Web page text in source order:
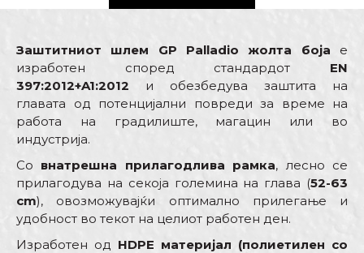
Заштитниот шлем GP Palladio жолта боја е
изработен според стандардот EN
397:2012+A1:2012 и обезбедува заштита на
главата од потенцијални повреди за време на
работа на градилиште, магацин или во
индустрија.
Со внатрешна прилагодлива рамка, лесно се
прилагодува на секоја големина на глава (52-63
cm), овозможувајќи оптимално прилегање и
удобност во текот на целиот работен ден.
Изработен од HDPE материјал (полиетилен со